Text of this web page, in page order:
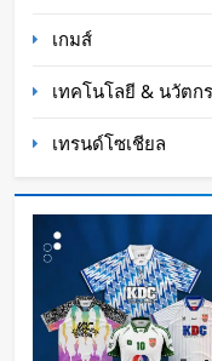
เทคโนโลยีสู่การท
Oat Content 2
เกมส์
เทคโนโลยี & นวัตก
เทรนด์โซเชียล